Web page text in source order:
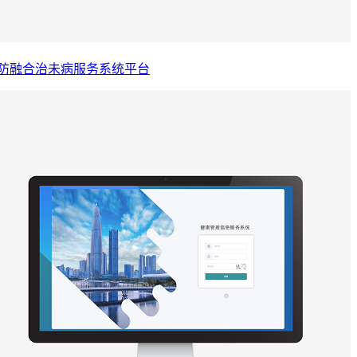
融合治未病服务系统平台